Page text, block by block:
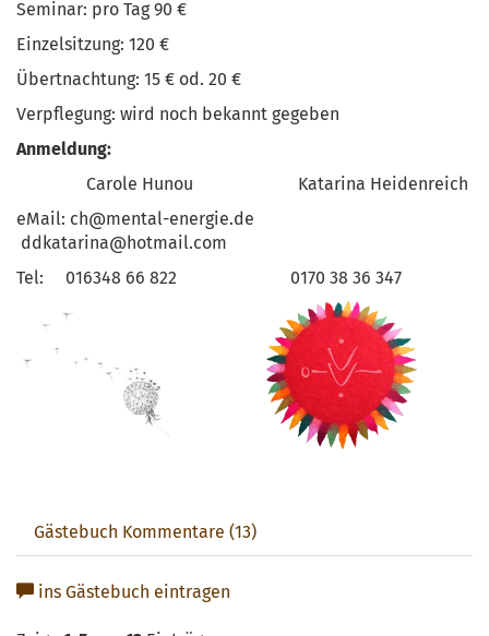
Seminar: pro Tag 90 €
Einzelsitzung: 120 €
Übertnachtung: 15 € od. 20 €
Verpflegung: wird noch bekannt gegeben
Anmeldung:
Carole Hunou Katarina Heidenreich
eMail: ch@mental-energie.de
ddkatarina@hotmail.com
Tel: 016348 66 822 0170 38 36 347
Gästebuch Kommentare (13)
ins Gästebuch eintragen